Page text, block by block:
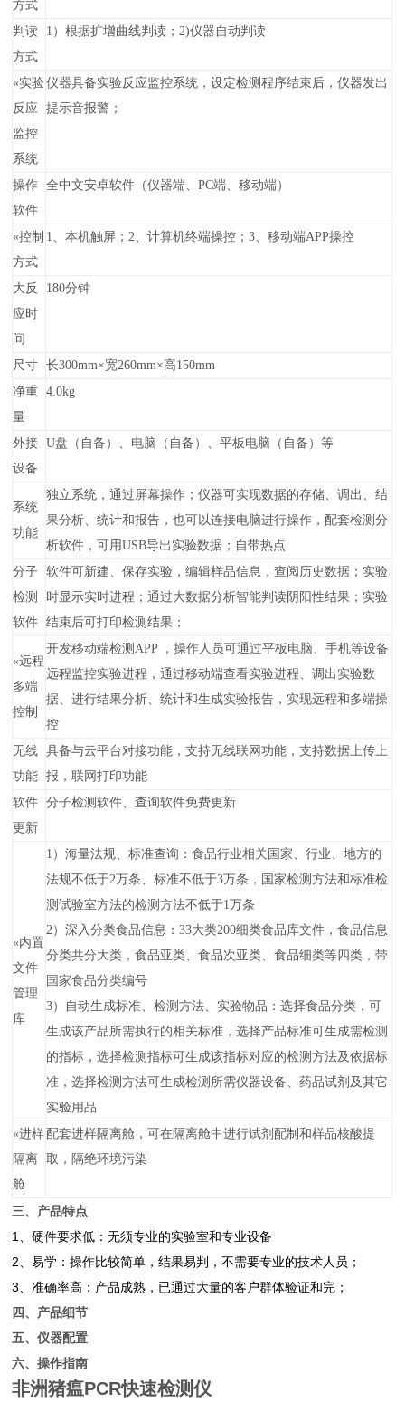
方式
判读
方式
1）根据扩增曲线判读；2)仪器自动判读
«实验
反应
监控
系统
仪器具备实验反应监控系统，设定检测程序结束后，仪器发出
提示音报警；
操作
软件
全中文安卓软件（仪器端、PC端、移动端）
«控制
方式
1、本机触屏；2、计算机终端操控；3、移动端APP操控
大反
应时
间
180分钟
尺寸
长300mm×宽260mm×高150mm
净重
量
4.0kg
外接
设备
U盘（自备）、电脑（自备）、平板电脑（自备）等
系统
功能
独立系统，通过屏幕操作；仪器可实现数据的存储、调出、结
果分析、统计和报告，也可以连接电脑进行操作，配套检测分
析软件，可用USB导出实验数据；自带热点
分子
检测
软件
软件可新建、保存实验，编辑样品信息，查阅历史数据；实验
时显示实时进程；通过大数据分析智能判读阴阳性结果；实验
结束后可打印检测结果；
«远程
多端
控制
开发移动端检测APP ，操作人员可通过平板电脑、手机等设备
远程监控实验进程，通过移动端查看实验进程、调出实验数
据、进行结果分析、统计和生成实验报告，实现远程和多端操
控
无线
功能
具备与云平台对接功能，支持无线联网功能，支持数据上传上
报，联网打印功能
软件
更新
分子检测软件、查询软件免费更新
«内置
文件
管理
库
1）海量法规、标准查询：食品行业相关国家、行业、地方的
法规不低于2万条、标准不低于3万条，国家检测方法和标准检
测试验室方法的检测方法不低于1万条
2）深入分类食品信息：33大类200细类食品库文件，食品信息
分类共分大类，食品亚类、食品次亚类、食品细类等四类，带
国家食品分类编号
3）自动生成标准、检测方法、实验物品：选择食品分类，可
生成该产品所需执行的相关标准，选择产品标准可生成需检测
的指标，选择检测指标可生成该指标对应的检测方法及依据标
准，选择检测方法可生成检测所需仪器设备、药品试剂及其它
实验用品
«进样
隔离
舱
配套进样隔离舱，可在隔离舱中进行试剂配制和样品核酸提
取，隔绝环境污染
三、产品特点
1、硬件要求低：无须专业的实验室和专业设备
2、易学：操作比较简单，结果易判，不需要专业的技术人员；
3、准确率高：产品成熟，已通过大量的客户群体验证和完；
四、产品细节
五、仪器配置
六、操作指南
非洲猪瘟PCR快速检测仪